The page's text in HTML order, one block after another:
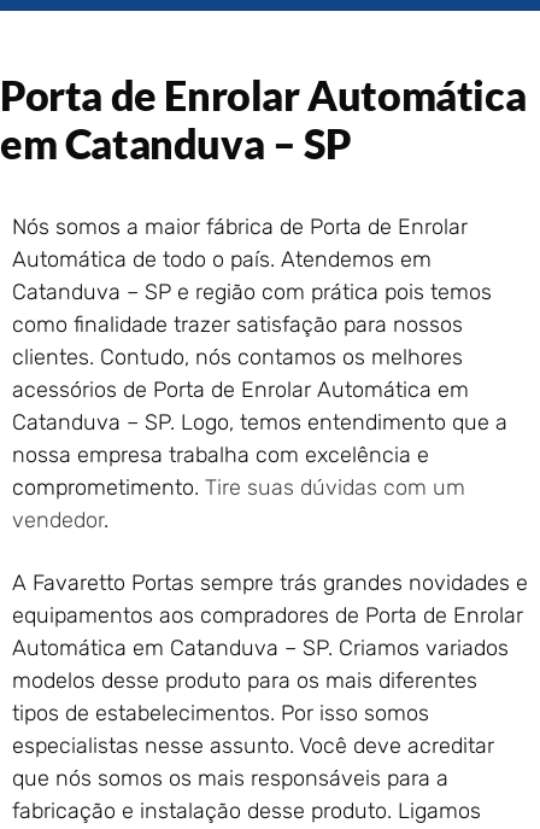
Portão de Garagem de
Portão de Garagem de
Enrolar em Queimados – RJ
Portão de Garagem de
Portão de Garagem de
Portão de Garagem de
Enrolar em Nova Iguaçu – RJ
Portão de Garagem de
Enrolar em Nova Friburgo –
RJ
Porta de Enrolar Automática
em Catanduva – SP
Nós somos a maior fábrica de Porta de Enrolar
Automática de todo o país. Atendemos em
Catanduva – SP e região com prática pois temos
como finalidade trazer satisfação para nossos
clientes. Contudo, nós contamos os melhores
acessórios de Porta de Enrolar Automática em
Catanduva – SP. Logo, temos entendimento que a
nossa empresa trabalha com excelência e
comprometimento. Tire suas dúvidas com um
vendedor.
A Favaretto Portas sempre trás grandes novidades e
equipamentos aos compradores de Porta de Enrolar
Automática em Catanduva – SP. Criamos variados
modelos desse produto para os mais diferentes
tipos de estabelecimentos. Por isso somos
especialistas nesse assunto. Você deve acreditar
que nós somos os mais responsáveis para a
fabricação e instalação desse produto. Ligamos